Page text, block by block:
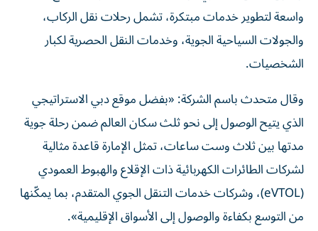
واسعة لتطوير خدمات مبتكرة، تشمل رحلات نقل الركاب،
والجولات السياحية الجوية، وخدمات النقل الحصرية لكبار
الشخصيات.
وقال متحدث باسم الشركة: «بفضل موقع دبي الاستراتيجي
الذي يتيح الوصول إلى نحو ثلث سكان العالم ضمن رحلة جوية
مدتها بين ثلاث وست ساعات، تمثل الإمارة قاعدة مثالية
لشركات الطائرات الكهربائية ذات الإقلاع والهبوط العمودي
(eVTOL)، وشركات خدمات التنقل الجوي المتقدم، بما يمكّنها
من التوسع بكفاءة والوصول إلى الأسواق الإقليمية».